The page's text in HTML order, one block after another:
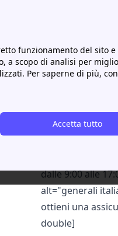
funzionamento del sito e
a scopo di analisi per
Per saperne di più,
Accetta tutto
tutte le informazioni
[cta-block-
Assicurazioni
link="https://
italia/" call-
dalle 9:00 alle
alt="generali
ottieni una
double]